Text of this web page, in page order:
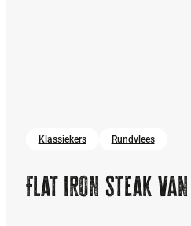
Klassiekers Rundvlees
Flat iron steak van